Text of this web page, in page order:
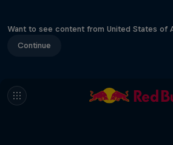
Want to see content from United States of
Continue